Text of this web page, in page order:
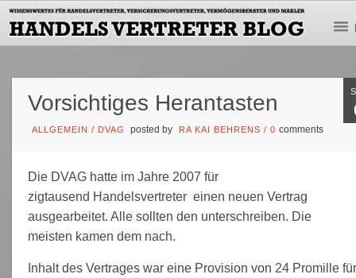
Vorsichtiges Herantasten
ALLGEMEIN / DVAG posted by RA KAI BEHRENS /0comments
Die DVAG hatte im Jahre 2007 für
zigtausend Handelsvertreter einen neuen Vertrag
ausgearbeitet. Alle sollten den unterschreiben. Die
meisten kamen dem nach.
Inhalt des Vertrages war eine Provision von 24 Promille